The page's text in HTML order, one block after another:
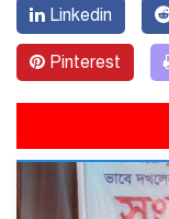
Linkedin
Pinterest